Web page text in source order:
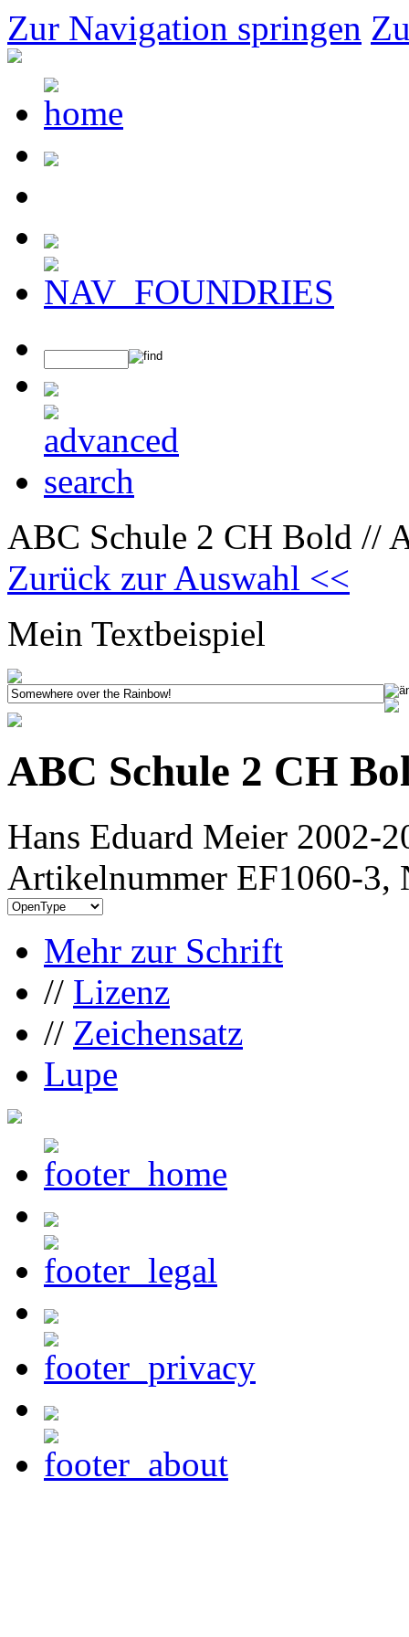
Zur Navigation springen
ABC Schule 2 CH Bold //
Zurück zur Auswahl <<
Mein Textbeispiel
ABC Schule 2 CH
Hans Eduard Meier 2002-
Artikelnummer EF1060-3,
Mehr zur Schrift
// Lizenz
// Zeichensatz
Lupe